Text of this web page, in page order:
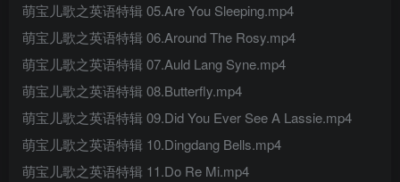
萌宝儿歌之英语特辑 05.Are You Sleeping.mp4
萌宝儿歌之英语特辑 06.Around The Rosy.mp4
萌宝儿歌之英语特辑 07.Auld Lang Syne.mp4
萌宝儿歌之英语特辑 08.Butterfly.mp4
萌宝儿歌之英语特辑 09.Did You Ever See A Lassie.mp4
萌宝儿歌之英语特辑 10.Dingdang Bells.mp4
萌宝儿歌之英语特辑 11.Do Re Mi.mp4